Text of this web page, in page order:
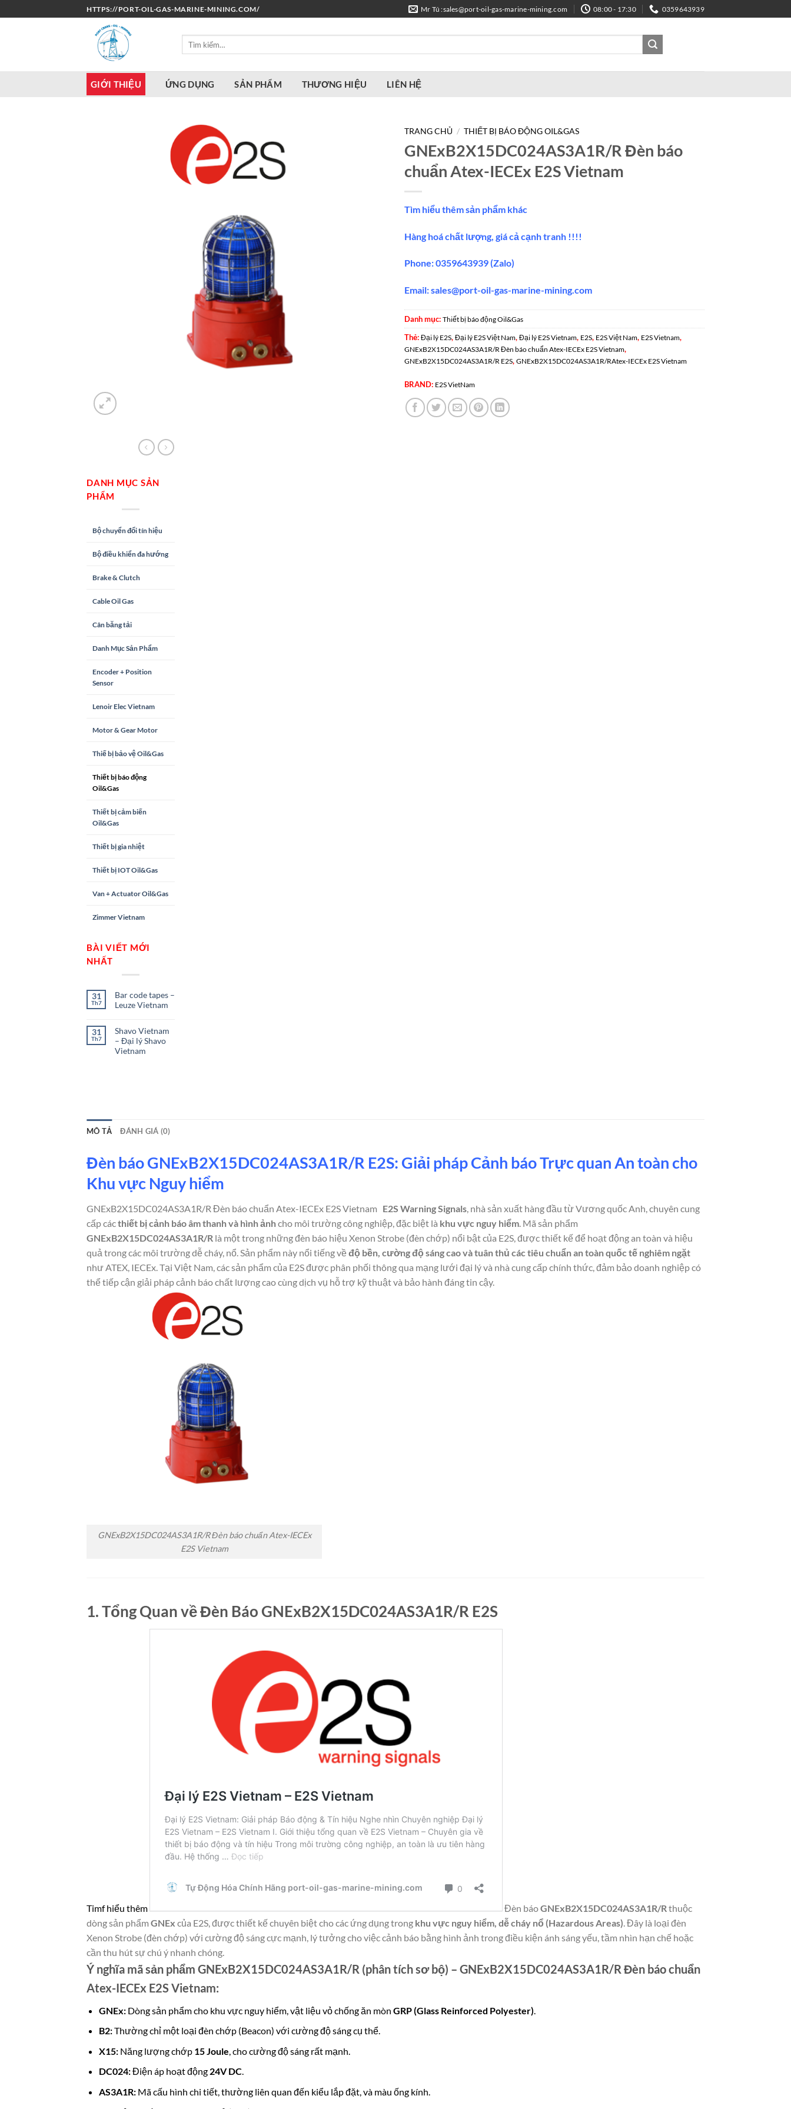
qua
HTTPS://PORT-OIL-GAS-MARINE-MINING.COM/ Mr Tú :sales@port-oil-gas-marine-mining.com 08:00 - 17:30 0359643939
GIỚI THIỆU ỨNG DỤNG SẢN PHẨM THƯƠNG HIỆU LIÊN HỆ
TRANG CHỦ / THIẾT BỊ BÁO ĐỘNG OIL&GAS
GNExB2X15DC024AS3A1R/R Đèn báo
chuẩn Atex-IECEx E2S Vietnam
Tìm hiểu thêm sản phẩm khác
Hàng hoá chất lượng, giá cả cạnh tranh !!!!
Phone: 0359643939 (Zalo)
Email:sales@port-oil-gas-marine-mining.com
Danh mục: Thiết bị báo động Oil&Gas
Thẻ: Đại lý E2S, Đại lý E2S Việt Nam, Đại lý E2S Vietnam, E2S, E2S Việt Nam, E2S Vietnam,
GNExB2X15DC024AS3A1R/R Đèn báo chuẩn Atex-IECEx E2S Vietnam,
GNExB2X15DC024AS3A1R/R E2S, GNExB2X15DC024AS3A1R/RAtex-IECEx E2S Vietnam
BRAND: E2S VietNam
DANH MỤC SẢN
PHẨM
Bộ chuyển đổi tín hiệu
Bộ điều khiển đa hướng
Brake & Clutch
Cable Oil Gas
Cân băng tải
Danh Mục Sản Phẩm
Encoder + Position
Sensor
Lenoir Elec Vietnam
Motor & Gear Motor
Thiế bị bảo vệ Oil&Gas
Thiết bị báo động
Oil&Gas
Thiết bị cảm biến
Oil&Gas
Thiết bị gia nhiệt
Thiết bị IOT Oil&Gas
Van + Actuator Oil&Gas
Zimmer Vietnam
BÀI VIẾT MỚI
NHẤT
31
Th7
Bar code tapes –
Leuze Vietnam
31
Th7
Shavo Vietnam
– Đại lý Shavo
Vietnam
MÔ TẢ ĐÁNH GIÁ (0)
Đèn báo GNExB2X15DC024AS3A1R/R E2S: Giải pháp Cảnh báo Trực quan An toàn cho
Khu vực Nguy hiểm
GNExB2X15DC024AS3A1R/R Đèn báo chuẩn Atex-IECEx E2S Vietnam E2S Warning Signals, nhà sản xuất hàng đầu từ Vương quốc Anh, chuyên cung
cấp cácthiết bị cảnh báo âm thanh và hình ảnhcho môi trường công nghiệp, đặc biệt là khu vực nguy hiểm. Mã sản phẩm
GNExB2X15DC024AS3A1R/R là một trong những đèn báo hiệu Xenon Strobe (đèn chớp) nổi bật của E2S, được thiết kế để hoạt động an toàn và hiệu
quả trong các môi trường dễ cháy, nổ. Sản phẩm này nổi tiếng về độ bền, cường độ sáng cao và tuân thủ các tiêu chuẩn an toàn quốc tế nghiêm ngặt
như ATEX, IECEx. Tại Việt Nam, các sản phẩm của E2S được phân phối thông qua mạng lưới đại lý và nhà cung cấp chính thức, đảm bảo doanh nghiệp có
thể tiếp cận giải pháp cảnh báo chất lượng cao cùng dịch vụ hỗ trợ kỹ thuật và bảo hành đáng tin cậy.
GNExB2X15DC024AS3A1R/R Đèn báo chuẩn Atex-IECEx
E2S Vietnam
1. Tổng Quan về Đèn Báo GNExB2X15DC024AS3A1R/R E2S
Timf hiểu thêm Đèn báoGNExB2X15DC024AS3A1R/R thuộc
dòng sản phẩm GNEx của E2S, được thiết kế chuyên biệt cho các ứng dụng trong khu vực nguy hiểm, dễ cháy nổ (Hazardous Areas) . Đây là loại đèn
Xenon Strobe (đèn chớp) với cường độ sáng cực mạnh, lý tưởng cho việc cảnh báo bằng hình ảnh trong điều kiện ánh sáng yếu, tầm nhìn hạn chế hoặc
cần thu hút sự chú ý nhanh chóng.
Ý nghĩa mã sản phẩm GNExB2X15DC024AS3A1R/R (phân tích sơ bộ) – GNExB2X15DC024AS3A1R/R Đèn báo chuẩn
Atex-IECEx E2S Vietnam:
GNEx:Dòng sản phẩm cho khu vực nguy hiểm, vật liệu vỏ chống ăn mòn GRP (Glass Reinforced Polyester)
B2:Thường chỉ một loại đèn chớp (Beacon) với cường độ sáng cụ thể.
X15:Năng lượng chớp 15 Joule , cho cường độ sáng rất mạnh.
DC024:Điện áp hoạt động 24V DC.
AS3A1R:Mã cấu hình chi tiết, thường liên quan đến kiểu lắp đặt, và màu ống kính.